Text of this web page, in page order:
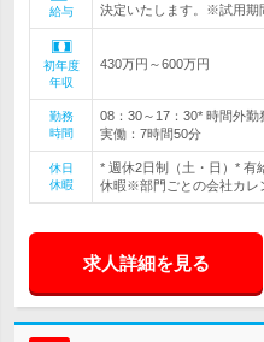
給与
決定いたします。※試用期
初年度
年収
430万円～600万円
勤務
時間
08：30～17：30* 時間外
実働：7時間50分
休日
休暇
* 週休2日制（土・日）* 有
休暇※部門ごとの会社カレ
求人詳細を見る